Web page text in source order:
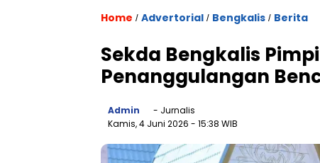
Home / Advertorial / Bengkalis / Berita
Sekda Bengkalis
Penanggulangan
Admin
- Jurnalis
Kamis, 4 Juni 2026 - 15:38 WIB